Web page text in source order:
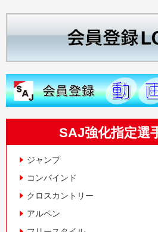
SAJ強化指定選
ジャンプ
コンバインド
クロスカントリー
アルペン